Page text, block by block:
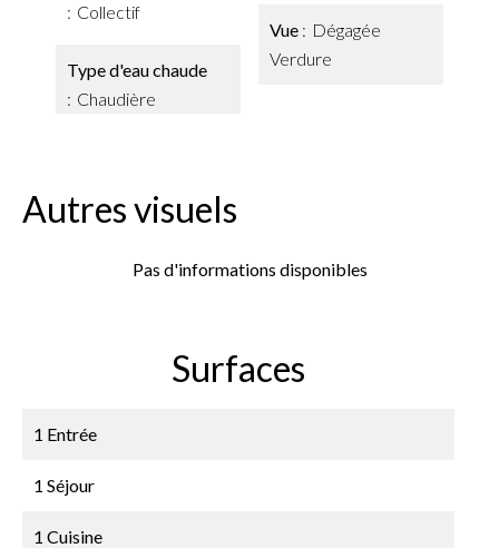
Collectif
Type d'eau chaude
Chaudière
Vue
Dégagée
Verdure
Autres visuels
Pas d'informations disponibles
Surfaces
1 Entrée
1 Séjour
1 Cuisine